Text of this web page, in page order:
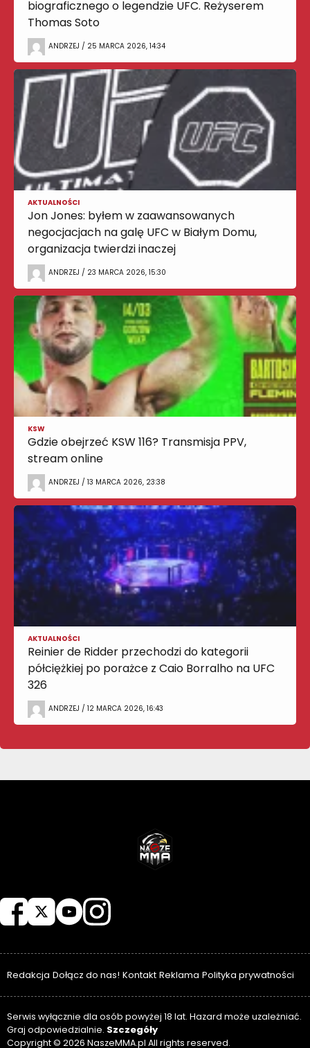
biograficznego o legendzie UFC. Reżyserem
Thomas Soto
ANDRZEJ / 25 MARCA 2026, 14:34
AKTUALNOŚCI
Jon Jones: byłem w zaawansowanych
negocjacjach na galę UFC w Białym Domu,
organizacja twierdzi inaczej
ANDRZEJ / 23 MARCA 2026, 15:30
KSW
Gdzie obejrzeć KSW 116? Transmisja PPV,
stream online
ANDRZEJ / 13 MARCA 2026, 23:38
AKTUALNOŚCI
Reinier de Ridder przechodzi do kategorii
półciężkiej po porażce z Caio Borralho na UFC
326
ANDRZEJ / 12 MARCA 2026, 16:43
Redakcja Dołącz do nas! Kontakt Reklama Polityka prywatności
Serwis wyłącznie dla osób powyżej 18 lat. Hazard może uzależniać.
Graj odpowiedzialnie. Szczegóły
Copyright © 2026 NaszeMMA.pl All rights reserved.